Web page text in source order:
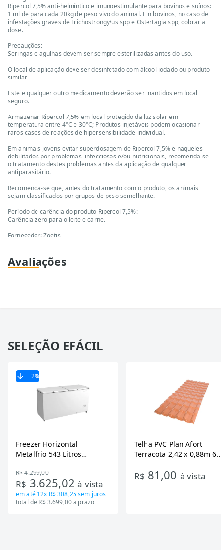
Ripercol 7,5% anti-helmíntico e imunoestimulante para bovinos e suínos:
1 ml de para cada 20kg de peso vivo do animal. Em bovinos, no caso de
infestações graves de Trichostrongy/us spp e Ostertagia spp, dobrar a
dose.
Precauções:
Seringas e agulhas devem ser sempre esterilizadas antes do uso.
O local de aplicação deve ser desinfetado com álcool iodado ou produto
similar.
Este e qualquer outro medicamento deverão ser mantidos em local
seguro.
Armazenar Ripercol 7,5% em local protegido da luz solar em
temperatura entre 4°C e 30°C; Produtos injetáveis podem ocasionar
raros casos de reações de hipersensibilidade individual.
Em animais jovens evitar superdosagem de Ripercol 7,5% e naqueles
debilitados por problemas infecciosos e/ou nutricionais, recomenda-se
o tratamento destes problemas antes da aplicação de qualquer
antiparasitário.
Recomenda-se que, antes do tratamento com o produto, os animais
sejam classificados por grupos de peso semelhante.
Período de carência do produto Ripercol 7,5%:
Carência zero para o leite e carne.
Fornecedor: Zoetis
Avaliações
SELEÇÃO EFÁCIL
2%
Freezer Horizontal
Metalfrio 543 Litros
Tecnologia Inverter, Branco,
Bivolt
R$ 4.299,00
R$ 3.625,02à vista
em até 12x R$ 308,25sem juros
total de R$ 3.699,00 a prazo
Telha PVC Plan Afort
Terracota 2,42 x 0,88m 6
R$ 81,00 à vista